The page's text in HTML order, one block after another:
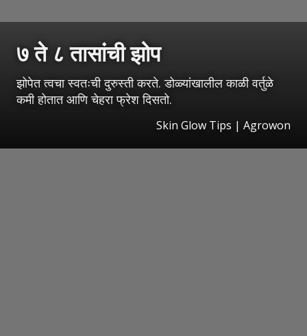
७ ते ८ तासांची झोप
झोपेत त्वचा स्वतःची दुरुस्ती करते. डोळ्यांखालील काळी वर्तुळे
कमी होतात आणि चेहरा फ्रेश दिसतो.
Skin Glow Tips | Agrowon